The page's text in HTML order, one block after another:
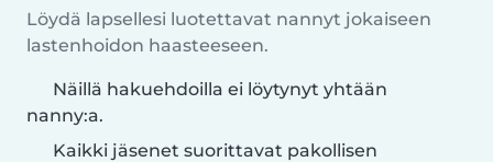
Löydä lapsellesi luotettavat nannyt jokaiseen
lastenhoidon haasteeseen.
Näillä hakuehdoilla ei löytynyt yhtään
nanny:a.
Kaikki jäsenet suorittavat pakollisen